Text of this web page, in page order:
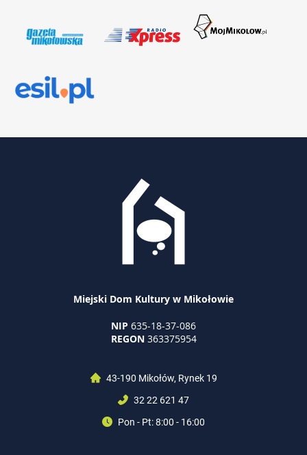
Miejski Dom Kultury w Mikołowie
NIP 635-18-37-086
REGON363375954
43-190 Mikołów, Rynek 19
32 22 621 47
Pon - Pt: 8:00 - 16:00